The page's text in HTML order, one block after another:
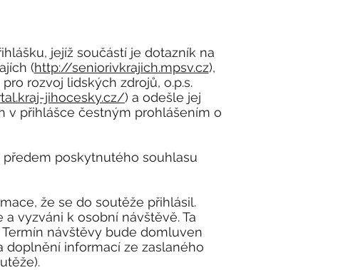
jejíž součástí je dotazník na
(http://seniorivkrajich.mpsv.cz),
rozvoj lidských zdrojů, o.p.s.
jihocesky.cz/) a odešle jej
v přihlášce čestným prohlášením o
poskytnutého souhlasu
že se do soutěže přihlásil.
vyzváni k osobní návštěvě. Ta
návštěvy bude domluven
doplnění informací ze zaslaného